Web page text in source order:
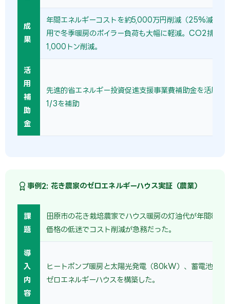
成
果
年間エネルギーコストを約5,000万円削減（25%減）。
用で冬季暖房のボイラー負荷も大幅に軽減。CO2排出量
1,000トン削減。
活
用
補
助
金
先進的省エネルギー投資促進支援事業費補助金を活用し
1/3を補助
事例2: 花き農家のゼロエネルギーハウス実証（農業）
課
題
田原市の花き栽培農家でハウス暖房の灯油代が年間800
価格の低迷でコスト削減が急務だった。
導
入
内
容
ヒートポンプ暖房と太陽光発電（80kW）、蓄電池を組
ゼロエネルギーハウスを構築した。